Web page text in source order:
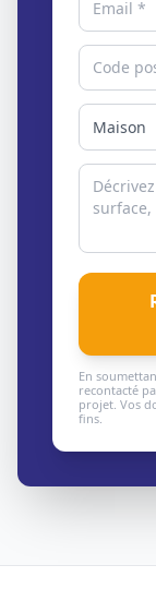
En
recontacté
projet. Vos
fins.